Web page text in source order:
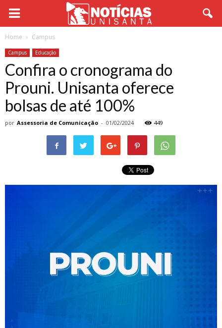
Home Campus
Campus Educação
Confira o cronograma do
Prouni. Unisanta oferece
bolsas de até 100%
por Assessoria de Comunicação - 01/02/2024 449